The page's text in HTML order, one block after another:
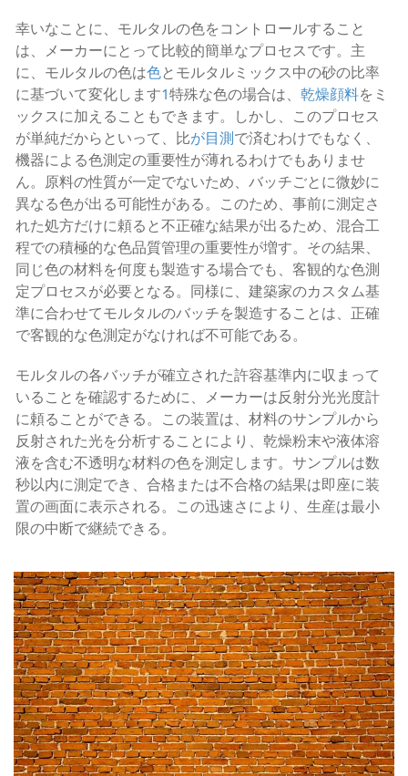
幸いなことに、モルタルの色をコントロールすること
は、メーカーにとって比較的簡単なプロセスです。主
に、モルタルの色は色とモルタルミックス中の砂の比率
に基づいて変化します1特殊な色の場合は、 乾燥顔料をミ
ックスに加えることもできます。しかし、このプロセス
が単純だからといって、比が目測で済むわけでもなく、
機器による色測定の重要性が薄れるわけでもありませ
ん。原料の性質が一定でないため、バッチごとに微妙に
異なる色が出る可能性がある。このため、事前に測定さ
れた処方だけに頼ると不正確な結果が出るため、混合工
程での積極的な色品質管理の重要性が増す。その結果、
同じ色の材料を何度も製造する場合でも、客観的な色測
定プロセスが必要となる。同様に、建築家のカスタム基
準に合わせてモルタルのバッチを製造することは、正確
で客観的な色測定がなければ不可能である。
モルタルの各バッチが確立された許容基準内に収まって
いることを確認するために、メーカーは反射分光光度計
に頼ることができる。この装置は、材料のサンプルから
反射された光を分析することにより、乾燥粉末や液体溶
液を含む不透明な材料の色を測定します。サンプルは数
秒以内に測定でき、合格または不合格の結果は即座に装
置の画面に表示される。この迅速さにより、生産は最小
限の中断で継続できる。